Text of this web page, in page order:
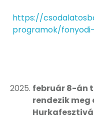
https://
programok/
február 8-án
rendezik meg